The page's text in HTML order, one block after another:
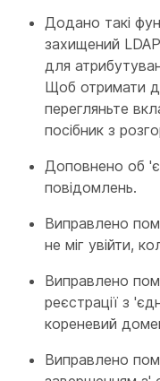
Додано такі
захищений
для
Щоб отримати
перегляньте
посібник з
Доповнено об
повідомлень.
Виправлено
не міг увійти,
Виправлено
реєстрації з
кореневий
Виправлено